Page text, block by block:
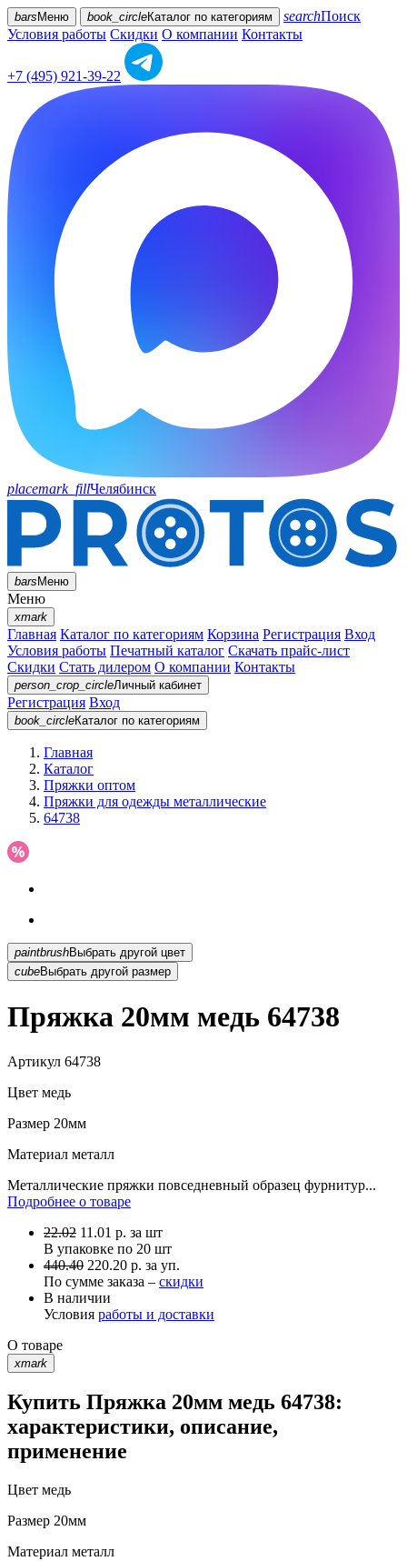
bars Меню book_circleКаталог по категориям searchПоиск
Условия работы Скидки О компании Контакты
+7 (495) 921-39-22
placemark_fillЧелябинск
barsМеню
Меню
xmark
Главная Каталог по категориям Корзина Регистрация Вход
Условия работы Печатный каталог Скачать прайс-лист
Скидки Стать дилером О компании Контакты
person_crop_circleЛичный кабинет
Регистрация Вход
book_circleКаталог по категориям
Главная
Каталог
Пряжки оптом
Пряжки для одежды металлические
64738
paintbrush
Выбрать другой цвет
cubeВыбрать другой размер
Пряжка 20мм медь 64738
Артикул 64738
Цвет медь
Размер 20мм
Материал металл
Металлические пряжки повседневный образец фурнитур...
Подробнее о товаре
22.02 11.01 р. за шт
В упаковке по 20 шт
440.40 220.20 р. за уп.
По сумме заказа – скидки
В наличии
Условия работы и доставки
О товаре
xmark
Купить Пряжка 20мм медь 64738:
характеристики, описание,
применение
Цвет медь
Размер 20мм
Материал металл